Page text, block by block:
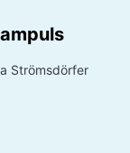
Strömsdörfer